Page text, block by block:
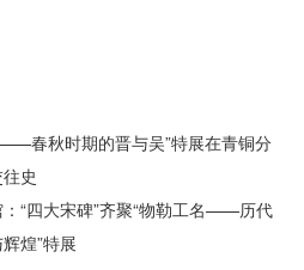
春秋时期的晋与吴”特展在青铜分
史
“四大宋碑”齐聚“物勒工名——历代
煌”特展